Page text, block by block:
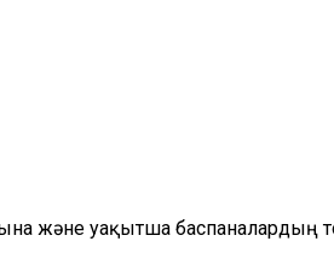
және уақытша